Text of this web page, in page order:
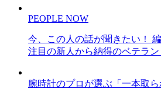
PEOPLE NOW
今、この人の話が聞きたい！
注目の新人から納得のベテラ
腕時計のプロが選ぶ「一本取ら